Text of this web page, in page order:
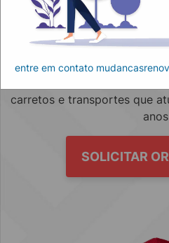
carretos e transportes que
SOLICITAR
entre em contato